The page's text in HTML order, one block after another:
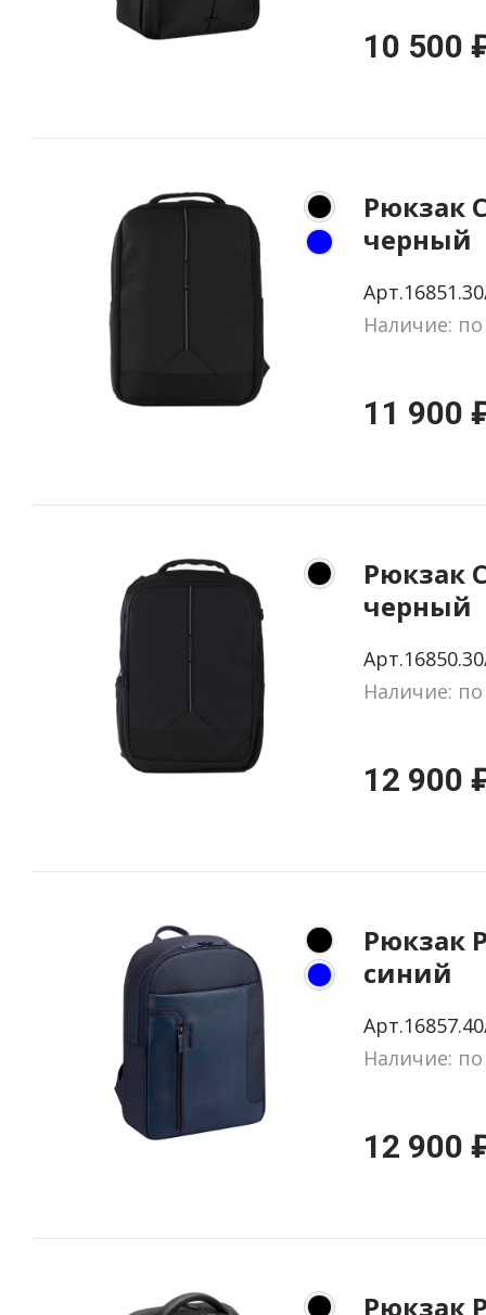
10 500
Рюкзак
черный
Наличие:
11 900
Рюкзак
черный
Наличие:
12 900
Рюкзак
синий
Наличие:
12 900
Рюкзак